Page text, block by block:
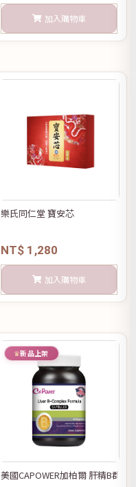
加入購物車
樂氏同仁堂 寶安芯
NT$ 1,280
加入購物車
新品上架
美國CAPOWER加柏爾 肝精B群複